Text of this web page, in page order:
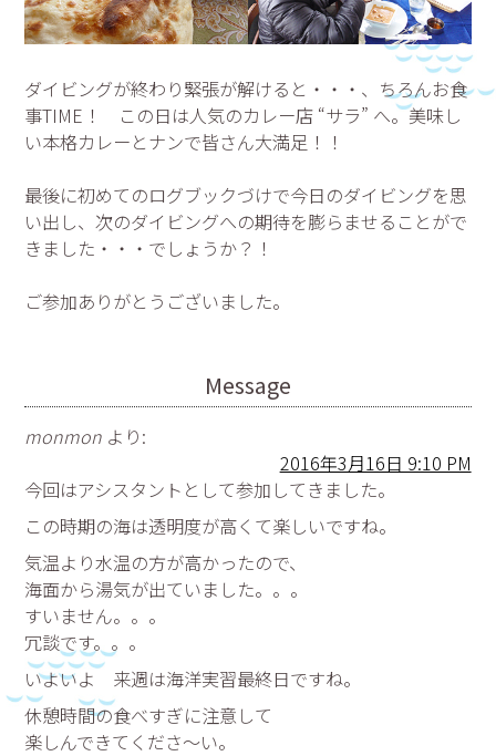
ダイビングが終わり緊張が解けると・・・、ちろんお食
事TIME！ この日は人気のカレー店 “サラ” へ。美味し
い本格カレーとナンで皆さん大満足！！
最後に初めてのログブックづけで今日のダイビングを思
い出し、次のダイビングへの期待を膨らませることがで
きました・・・でしょうか？！
ご参加ありがとうございました。
Message
monmon より:
2016年3月16日 9:10 PM
今回はアシスタントとして参加してきました。
この時期の海は透明度が高くて楽しいですね。
気温より水温の方が高かったので、
海面から湯気が出ていました。。。
すいません。。。
冗談です。。。
いよいよ 来週は海洋実習最終日ですね。
休憩時間の食べすぎに注意して
楽しんできてくださ～い。